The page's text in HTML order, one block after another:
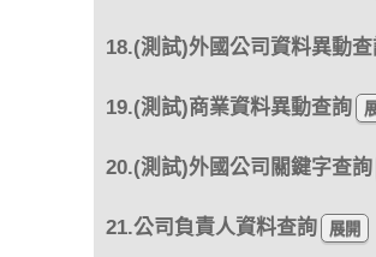
18.(測試)外國公司資料異動
19.(測試)商業資料異動查詢
20.(測試)外國公司關鍵字查詢
21.公司負責人資料查詢